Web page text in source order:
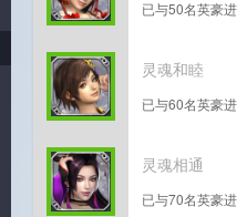
已与50名英豪进
灵魂和睦
已与60名英豪进
灵魂相通
已与70名英豪进